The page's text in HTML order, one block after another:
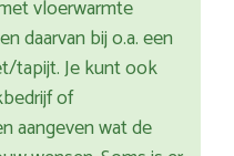
vloerwarmte
daarvan bij o.a. een
tapijt. Je kunt ook
of
aangeven wat de